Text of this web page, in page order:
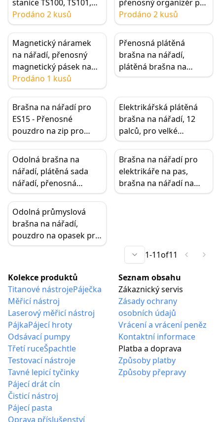
stanice TS100, TS101,
TS80P a elektrické
šroubováky ES120,
ES121 - přenosný
úložný organizér s
pouzdrem na zip
Prodáno 2 kusů
přenosný organizér pro
dřevorubce, elektrikáře,
mechaniky
Prodáno 2 kusů
Magnetický náramek
na nářadí, přenosný
magnetický pásek na
zápěstí, držák
šroubovacích bitů pro
elektrikáře
Prodáno 1 kusů
Přenosná plátěná
brašna na nářadí,
plátěná brašna na
nářadí pro elektrikáře,
s 10 kapsami na pinzety
a šroubováky
Brašna na nářadí pro
ES15 - Přenosné
pouzdro na zip pro
elektrický šroubovák
Elektrikářská plátěná
brašna na nářadí, 12
palců, pro velké
zatížení, Sada nářadí,
Ramenní popruh
Odolná brašna na
nářadí, plátěná sada
nářadí, přenosná
voděodolná oxfordská
tkanina, multifunkční
úložiště pro šrouby,
rybaření, líčení
Brašna na nářadí pro
elektrikáře na pas,
brašna na nářadí na
pas, 9 v 1 pouzdro na
Odolná průmyslová
brašna na nářadí,
pouzdro na opasek pro
elektrikáře,
brašna na nářadí s
poutkem na vrtačku
pro klíče
1-11of11
Kolekce produktů
Titanové nástrojePáječka
Měřicí nástroj
Laserový měřicí nástroj
PájkaPájecí hroty
Odsávací pumpy
Třetí ruceŠpachtle
Testovací nástroje
Tavné lepicí tyčinky
Pájecí drát cín
Čisticí nástroj
Pájecí pasta
Oprava příslušenství
Seznam obsahu
Zákaznický servis
Zásady ochrany
osobních údajů
Vrácení a vrácení peněz
Kontaktní informace
Platba a doprava
Způsoby platby
Způsoby přepravy